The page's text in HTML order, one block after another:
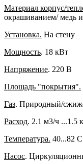
Материал корпус/
окрашиванием/ медь
Установка. На стену
Мощность. 18 кВт
Напряжение. 220 В
Площадь "покрытия".
Газ. Природный/
Расход. 2.1 м3/ч ...1.5
Температура. 40...82 C
Насос.